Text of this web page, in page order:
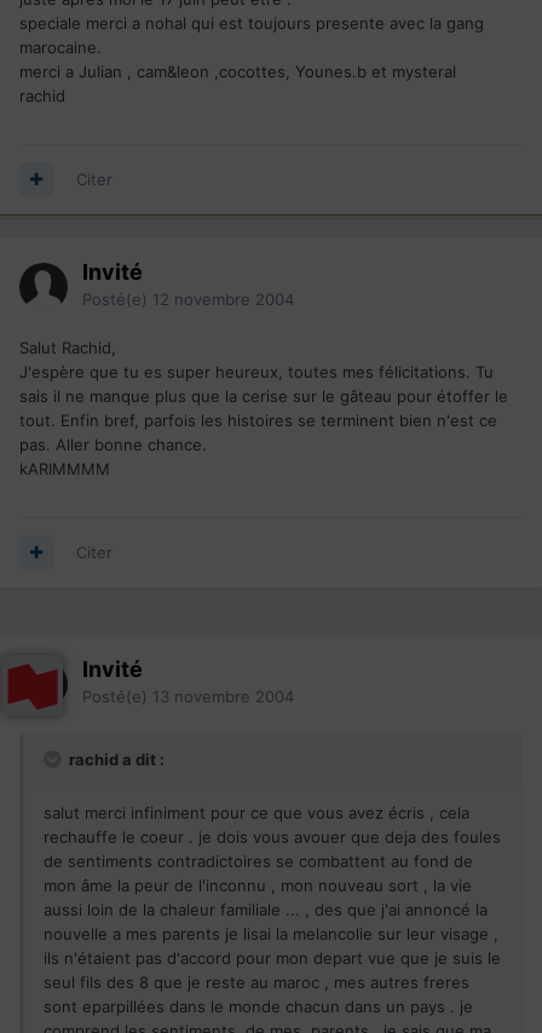
speciale merci a nohal qui est toujours presente avec la gang
marocaine.
merci a Julian , cam&leon ,cocottes, Younes.b et mysteral
rachid
Citer
Invité
Posté(e) 12 novembre 2004
Salut Rachid,
J'espère que tu es super heureux, toutes mes félicitations. Tu
sais il ne manque plus que la cerise sur le gâteau pour étoffer le
tout. Enfin bref, parfois les histoires se terminent bien n'est ce
pas. Aller bonne chance.
kARIMMMM
Citer
Invité
Posté(e) 13 novembre 2004
rachid a dit :
salut merci infiniment pour ce que vous avez écris , cela
rechauffe le coeur . je dois vous avouer que deja des foules
de sentiments contradictoires se combattent au fond de
mon âme la peur de l'inconnu , mon nouveau sort , la vie
aussi loin de la chaleur familiale ... , des que j'ai annoncé la
nouvelle a mes parents je lisai la melancolie sur leur visage ,
ils n'étaient pas d'accord pour mon depart vue que je suis le
seul fils des 8 que je reste au maroc , mes autres freres
sont eparpillées dans le monde chacun dans un pays . je